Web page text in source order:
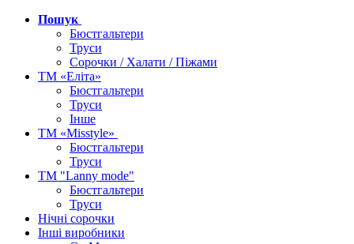
Пошук
Бюстгальтери
Труси
Сорочки / Халати / Піжами
ТМ «Еліта»
Бюстгальтери
Труси
Інше
ТМ «Misstyle»
Бюстгальтери
Труси
ТМ "Lanny mode"
Бюстгальтери
Труси
Нічні сорочки
Інші виробники